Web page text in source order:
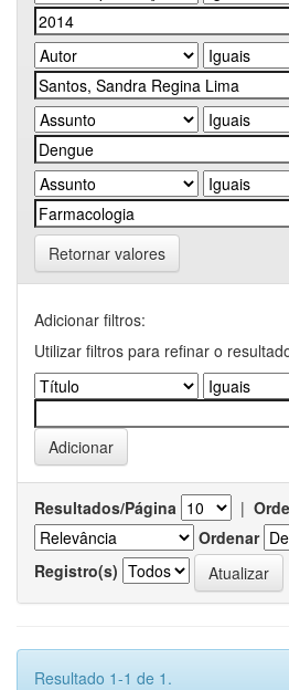
Retornar valores
Adicionar filtros:
Utilizar filtros para refinar o
Resultados/Página |
Ordenar
Registro(s)
Resultado 1-1 de 1.